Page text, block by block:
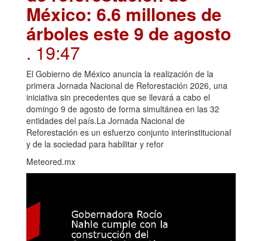
México: 6.6 millones de
árboles este 9 de agosto
. 19:47
El Gobierno de México anuncia la realización de la
primera Jornada Nacional de Reforestación 2026, una
iniciativa sin precedentes que se llevará a cabo el
domingo 9 de agosto de forma simultánea en las 32
entidades del país.La Jornada Nacional de
Reforestación es un esfuerzo conjunto interinstitucional
y de la sociedad para habilitar y refor
Meteored.mx